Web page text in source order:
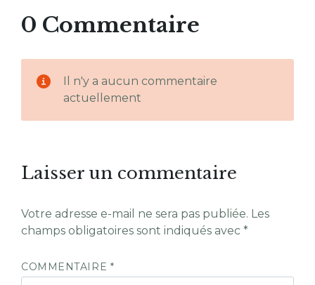
0 Commentaire
Il n'y a aucun commentaire
actuellement
Laisser un commentaire
Votre adresse e-mail ne sera pas publiée. Les
champs obligatoires sont indiqués avec *
COMMENTAIRE *